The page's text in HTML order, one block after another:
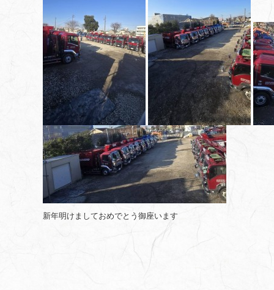
新年明けましておめでとう御座います